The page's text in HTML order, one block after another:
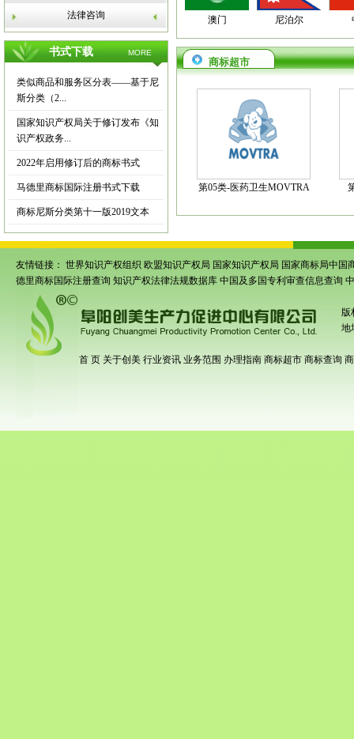
法律咨询
书式下载 MORE
类似商品和服务区分表——基于尼
斯分类（2...
国家知识产权局关于修订发布《知
识产权政务...
2022年启用修订后的商标书式
马德里商标国际注册书式下载
商标尼斯分类第十一版2019文本
澳门 尼泊尔
商标超市
第05类-医药卫生MOVTRA
友情链接： 世界知识产权组织 欧盟知识产权局 国家知识产权局 国家商标局中国
德里商标国际注册查询 知识产权法律法规数据库 中国及多国专利审查信息查询
版
地
首 页 关于创美 行业资讯 业务范围 办理指南 商标超市 商标查询